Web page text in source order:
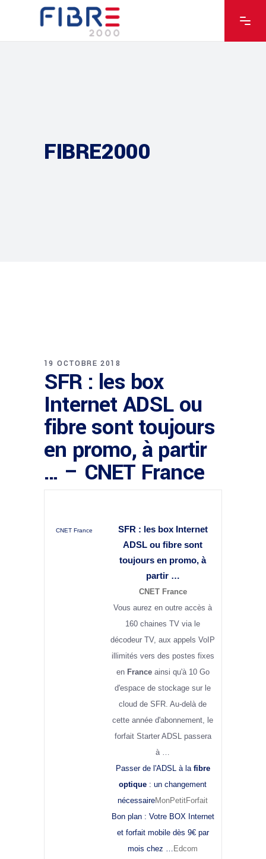
FIBRE2000
19 OCTOBRE 2018
SFR : les box
Internet ADSL ou
fibre sont toujours
en promo, à partir
… – CNET France
CNET France
SFR : les box Internet
ADSL ou fibre sont
toujours en promo, à
partir …
CNET France
Vous aurez en outre accès à
160 chaines TV via le
décodeur TV, aux appels VoIP
illimités vers des postes fixes
en Franceainsi qu'à 10 Go
d'espace de stockage sur le
cloud de SFR. Au-delà de
cette année d'abonnement, le
forfait Starter ADSL passera
à …
Passer de l'ADSL à la fibre
optique : un changement
nécessaireMonPetitForfait
Bon plan : Votre BOX Internet
et forfait mobile dès 9€ par
mois chez … Edcom